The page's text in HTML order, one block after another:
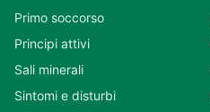
Primo soccorso
Principi attivi
Sali minerali
Sintomi e disturbi